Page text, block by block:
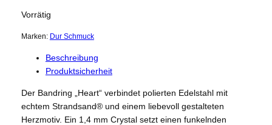
Vorrätig
Marken: Dur Schmuck
Beschreibung
Produktsicherheit
Der Bandring „Heart“ verbindet polierten Edelstahl mit
echtem Strandsand® und einem liebevoll gestalteten
Herzmotiv. Ein 1,4 mm Crystal setzt einen funkelnden